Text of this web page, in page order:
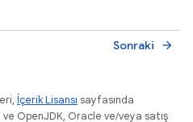
Sonraki arrow_forward
İçerik Lisansı sayfasında
OpenJDK, Oracle ve/veya satış